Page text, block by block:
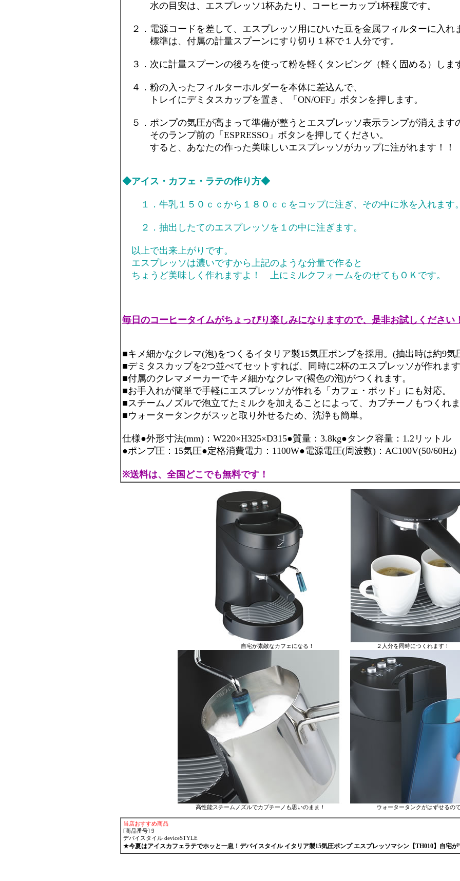
水の目安は、エスプレッソ1杯あたり、コーヒーカップ1杯程度です。
２．電源コードを差して、エスプレッソ用にひいた豆を金属フィルターに入れ
標準は、付属の計量スプーンにすり切り１杯で１人分です。
３．次に計量スプーンの後ろを使って粉を軽くタンピング（軽く固める）しま
４．粉の入ったフィルターホルダーを本体に差込んで、
トレイにデミタスカップを置き、「ON/OFF」ボタンを押します。
５．ポンプの気圧が高まって準備が整うとエスプレッソ表示ランプが消えます
そのランプ前の「ESPRESSO」ボタンを押してください。
すると、あなたの作った美味しいエスプレッソがカップに注がれます！！
◆アイス・カフェ・ラテの作り方◆
１．牛乳１５０ｃｃから１８０ｃｃをコップに注ぎ、その中に氷を入れます。
２．抽出したてのエスプレッソを１の中に注ぎます。
以上で出来上がりです。
エスプレッソは濃いですから上記のような分量で作ると
ちょうど美味しく作れますよ！ 上にミルクフォームをのせてもＯＫです。
毎日のコーヒータイムがちょっぴり楽しみになりますので、是非お試しください！
■キメ細かなクレマ(泡)をつくるイタリア製15気圧ポンプを採用。(抽出時は約9気
■デミタスカップを2つ並べてセットすれば、同時に2杯のエスプレッソが作れます
■付属のクレマメーカーでキメ細かなクレマ(褐色の泡)がつくれます。
■お手入れが簡単で手軽にエスプレッソが作れる「カフェ・ポッド」にも対応。
■スチームノズルで泡立てたミルクを加えることによって、カプチーノもつくれま
■ウォータータンクがスッと取り外せるため、洗浄も簡単。
仕様●外形寸法(mm)：W220×H325×D315●質量：3.8kg●タンク容量：1.2リットル
●ポンプ圧：15気圧●定格消費電力：1100W●電源電圧(周波数)：AC100V(50/60Hz)
※送料は、全国どこでも無料です！
自宅が素敵なカフェになる！ ２人分を同時につくれます！
高性能スチームノズルでカプチーノも思いのまま！ ウォータータンクがはずせるので
当店おすすめ商品
[商品番号] 9
デバイスタイル deviceSTYLE
★今夏はアイスカフェラテでホッと一息！デバイスタイル イタリア製15気圧ポンプ エスプレッソマシン【TH010】自宅が